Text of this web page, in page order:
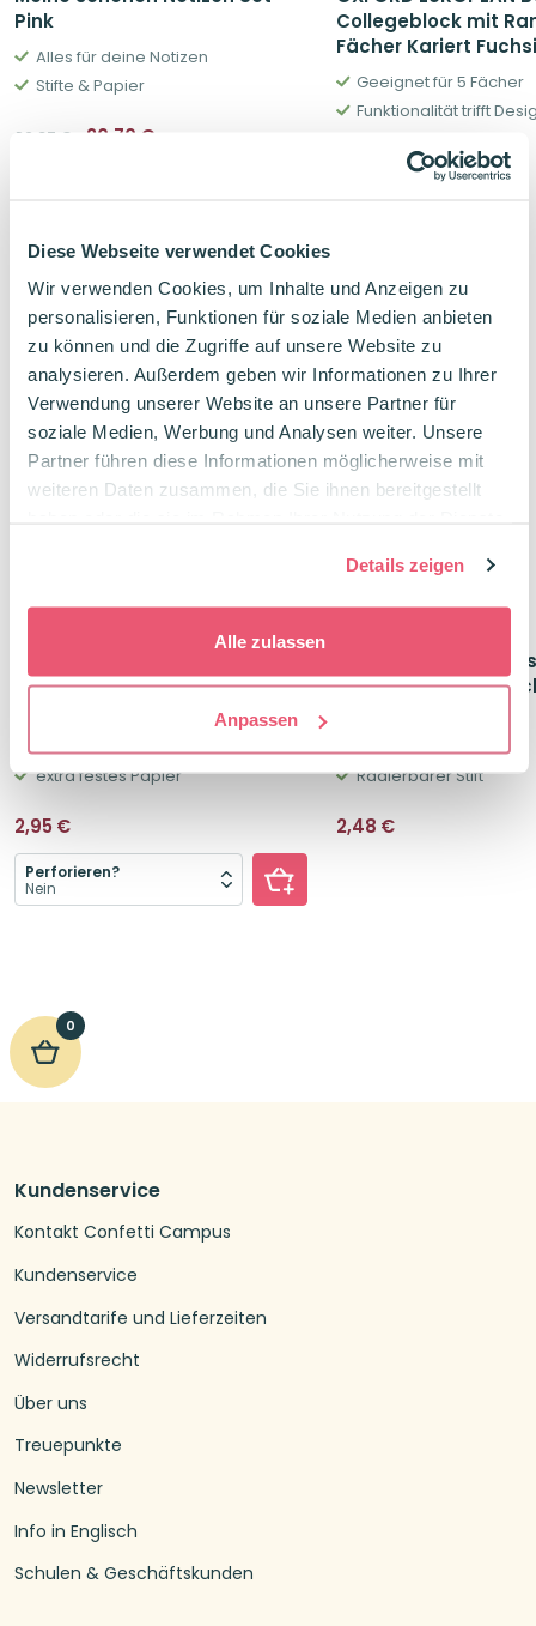
Diese Webseite verwendet Cookies
Wir verwenden Cookies, um Inhalte und Anzeigen zu
personalisieren, Funktionen für soziale Medien anbieten
zu können und die Zugriffe auf unsere Website zu
analysieren. Außerdem geben wir Informationen zu Ihrer
Verwendung unserer Website an unsere Partner für
soziale Medien, Werbung und Analysen weiter. Unsere
Partner führen diese Informationen möglicherweise mit
weiteren Daten zusammen, die Sie ihnen bereitgestellt
Details zeigen
Alle zulassen
Anpassen
Pink
Alles für deine Notizen
Stifte & Papier
22,97 € Ursprünglicher
20,70 €
Collegeblock mit
Fächer Kariert
Geeignet für 5 Fächer
Funktionalität trifft
Preis
war:
10,11€Preis
Verwandte Produkte
Karteikarten A7 Pastell Rosa
50 Stück
extra festes Papier
2,95 €
Perforieren?
EBERHARD FABER
Radierbarer
Schreibfarbe Blau
Radierbarer Stift
2,48 €
0
Kundenservice
Kontakt Confetti Campus
Kundenservice
Versandtarife und Lieferzeiten
Widerrufsrecht
Über uns
Treuepunkte
Newsletter
Info in Englisch
Schulen & Geschäftskunden